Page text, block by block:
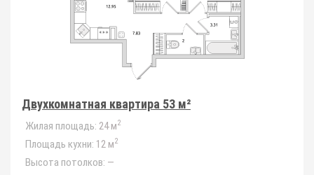
Двухкомнатная квартира 53 м²
Жилая площадь: 24 м2
Площадь кухни: 12 м2
Высота потолков: —